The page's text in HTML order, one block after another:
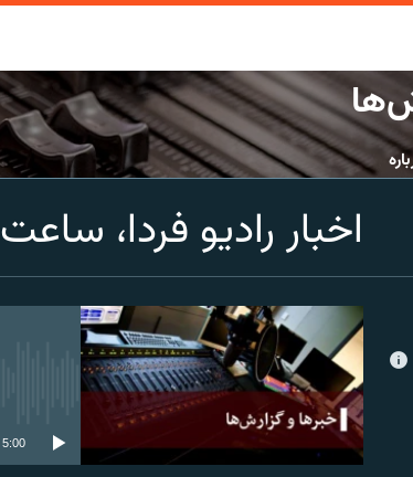
اخبار رادیو فردا، ساعت ۱۰:۰۰
5:00